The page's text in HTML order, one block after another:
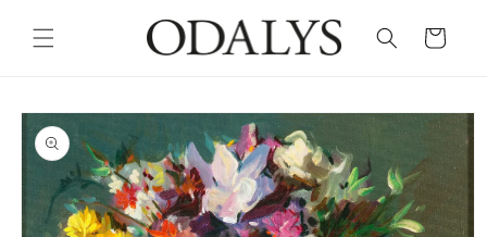
content
Cart
Skip to
product
information